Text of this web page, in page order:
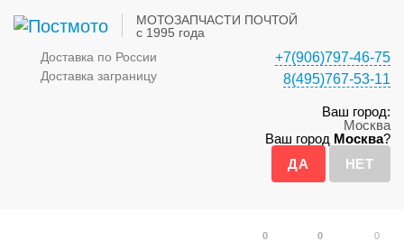
МОТОЗАПЧАСТИ ПОЧТОЙ
с 1995 года
Доставка по России
Доставка заграницу
+7(906)797-46-75
8(495)767-53-11
Ваш город:
Москва
Ваш город Москва?
0
0 0